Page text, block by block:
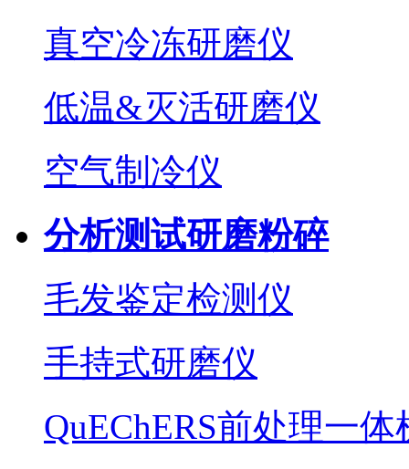
真空冷冻研磨仪
低温&灭活研磨仪
空气制冷仪
分析测试研磨粉碎
毛发鉴定检测仪
手持式研磨仪
QuEChERS前处理一体